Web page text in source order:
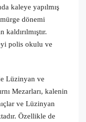
kaleye yapılmış
dönemi
kaldırılmıştır.
polis okulu ve
Lüzinyan ve
Mezarları, kalenin
ve Lüzinyan
Özellikle de